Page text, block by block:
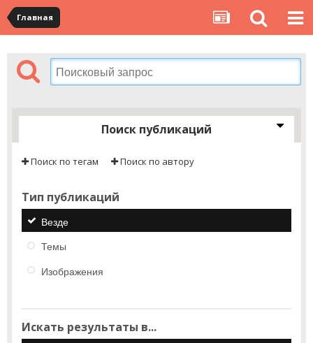
Главная
Поиск публикаций
Поиск по тегам Поиск по автору
Тип публикаций
Везде
Темы
Изображения
Искать результаты в...